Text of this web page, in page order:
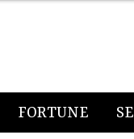
FORTUNE